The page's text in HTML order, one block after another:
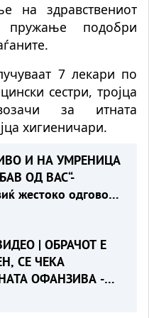
на здравствениот
подобри
7 лекари по
сестри, тројца
за итната
хигиеничари.
И НА УМРЕНИЦА
ОД ВАС“-
жестоко одговори
| ОБРАЧОТ Е
СЕ ЧЕКА
ОФАНЗИВА -